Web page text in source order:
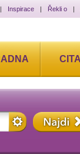
| Inspirace | Řekli o |